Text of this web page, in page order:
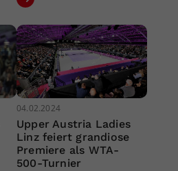
04.02.2024
Upper Austria Ladies
Linz feiert grandiose
Premiere als WTA-
500-Turnier